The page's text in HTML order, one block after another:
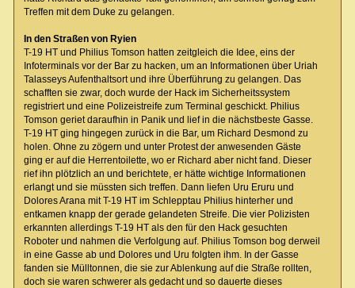
Treffen mit dem Duke zu gelangen.
In den Straßen von Ryien
T-19 HT und Philius Tomson hatten zeitgleich die Idee, eins der
Infoterminals vor der Bar zu hacken, um an Informationen über Uriah
Talasseys Aufenthaltsort und ihre Überführung zu gelangen. Das
schafften sie zwar, doch wurde der Hack im Sicherheitssystem
registriert und eine Polizeistreife zum Terminal geschickt. Philius
Tomson geriet daraufhin in Panik und lief in die nächstbeste Gasse.
T-19 HT ging hingegen zurück in die Bar, um Richard Desmond zu
holen. Ohne zu zögern und unter Protest der anwesenden Gäste
ging er auf die Herrentoilette, wo er Richard aber nicht fand. Dieser
rief ihn plötzlich an und berichtete, er hätte wichtige Informationen
erlangt und sie müssten sich treffen. Dann liefen Uru Eruru und
Dolores Arana mit T-19 HT im Schlepptau Philius hinterher und
entkamen knapp der gerade gelandeten Streife. Die vier Polizisten
erkannten allerdings T-19 HT als den für den Hack gesuchten
Roboter und nahmen die Verfolgung auf. Philius Tomson bog derweil
in eine Gasse ab und Dolores und Uru folgten ihm. In der Gasse
fanden sie Mülltonnen, die sie zur Ablenkung auf die Straße rollten,
doch sie waren schwerer als gedacht und so dauerte dieses